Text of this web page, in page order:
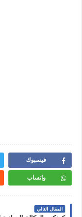
فيسبوك
واتساب
المقال التالي